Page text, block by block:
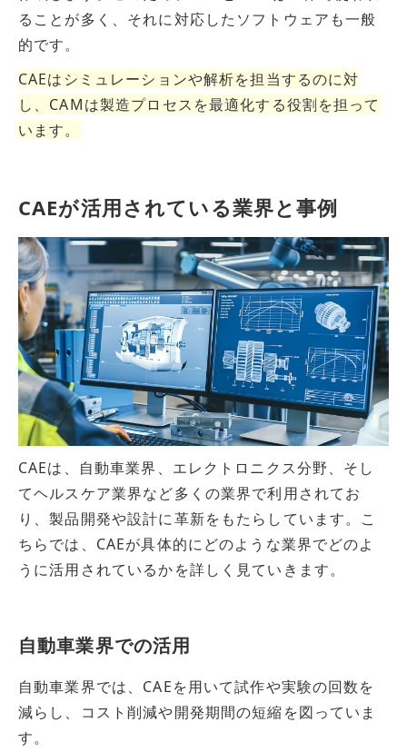
ることが多く、それに対応したソフトウェアも一般
的です。
CAEはシミュレーションや解析を担当するのに対
し、CAMは製造プロセスを最適化する役割を担って
います。
CAEが活用されている業界と事例
CAEは、自動車業界、エレクトロニクス分野、そし
てヘルスケア業界など多くの業界で利用されてお
り、製品開発や設計に革新をもたらしています。こ
ちらでは、CAEが具体的にどのような業界でどのよ
うに活用されているかを詳しく見ていきます。
自動車業界での活用
自動車業界では、CAEを用いて試作や実験の回数を
減らし、コスト削減や開発期間の短縮を図っていま
す。